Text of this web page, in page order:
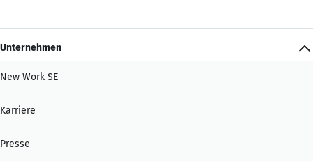
Unternehmen
New Work SE
Karriere
Presse